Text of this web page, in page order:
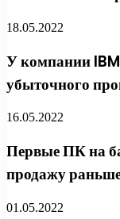
18.05.2022
У компании IBM
убыточного
16.05.2022
Первые ПК на
продажу
01.05.2022